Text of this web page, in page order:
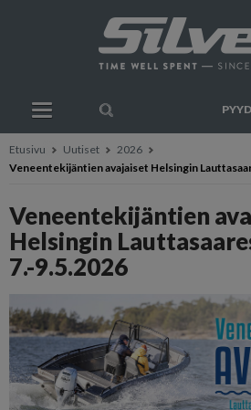
Etusivu Uutiset
2026
Veneentekijäntien avajaiset Helsingin
Veneentekijäntien
Helsingin
7.-9.5.2026